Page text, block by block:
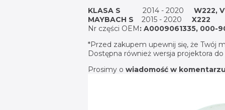
KLASA S
2014 - 2020
W222,
MAYBACH S 2015 - 2020 X222
Nr części OEM: A0009061335, 000-
*Przed zakupem upewnij się, że Twój
Dostępna również wersja projektora do
Prosimy o wiadomość w